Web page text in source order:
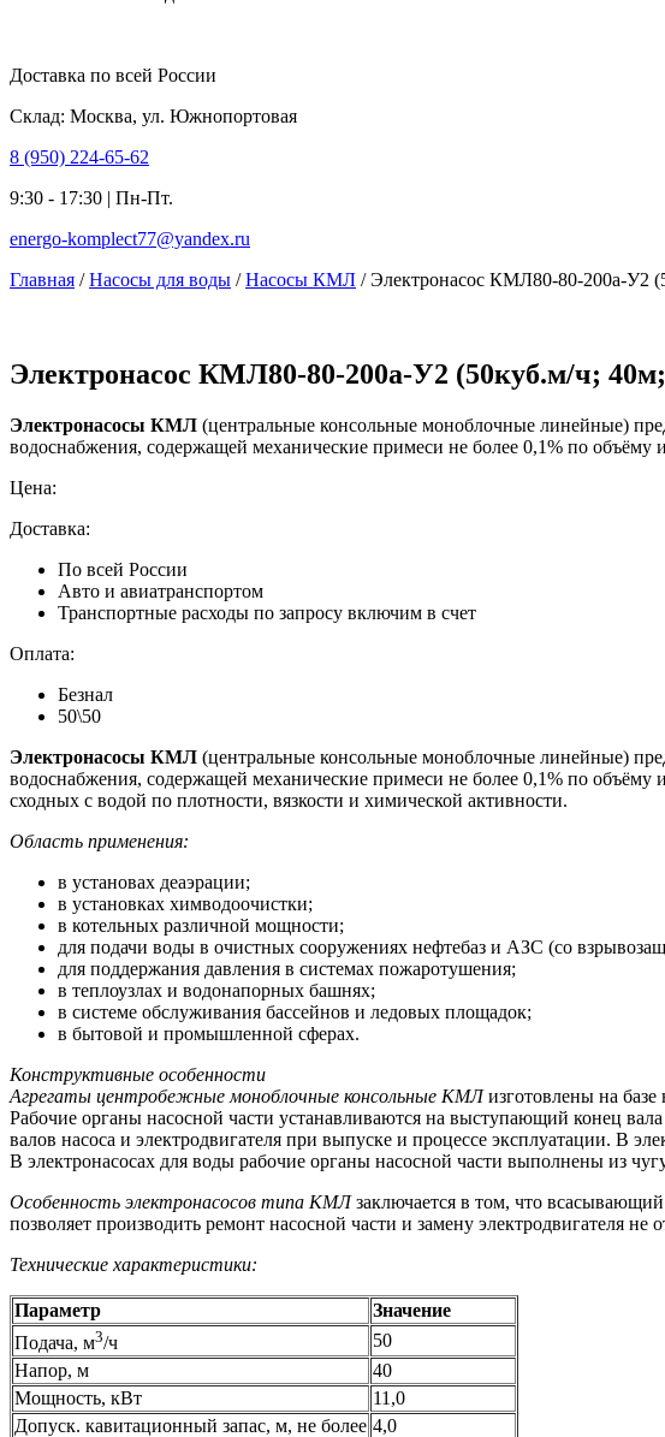
Доставка по всей России
Склад: Москва, ул. Южнопортовая
8 (950) 224-65-62
9:30 - 17:30 | Пн-Пт.
energo-komplect77@yandex.ru
Главная /Насосы для воды /Насосы КМЛ / Электронасос КМЛ80-80-200а-У2
Электронасос КМЛ80-80-200а-У2 (50куб.м/ч; 40м;
Электронасосы КМЛ (центральные консольные моноблочные линейные)
водоснабжения, содержащей механические примеси не более 0,1% по объёму
Цена:
Доставка:
По всей России
Авто и авиатранспортом
Транспортные расходы по запросу включим в счет
Оплата:
Безнал
50\50
Электронасосы КМЛ (центральные консольные моноблочные линейные)
водоснабжения, содержащей механические примеси не более 0,1% по объёму
сходных с водой по плотности, вязкости и химической активности.
Область применения:
в установах деаэрации;
в установках химводоочистки;
в котельных различной мощности;
для подачи воды в очистных сооружениях нефтебаз и АЗС (со
для поддержания давления в системах пожаротушения;
в теплоузлах и водонапорных башнях;
в системе обслуживания бассейнов и ледовых площадок;
в бытовой и промышленной сферах.
Конструктивные особенности
Агрегаты центробежные моноблочные консольные КМЛизготовлены на базе
Рабочие органы насосной части устанавливаются на выступающий конец
валов насоса и электродвигателя при выпуске и процессе эксплуатации. В
В электронасосах для воды рабочие органы насосной части выполнены из
Особенность электронасосов типа КМЛзаключается в том, что
позволяет производить ремонт насосной части и замену электродвигателя не
Технические характеристики:
Параметр
Значение
Подача, м3/ч
50
Напор, м
40
Мощность, кВт
11,0
Допуск. кавитационный запас, м, не более 4,0